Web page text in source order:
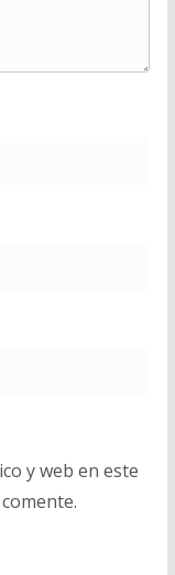
y web en este